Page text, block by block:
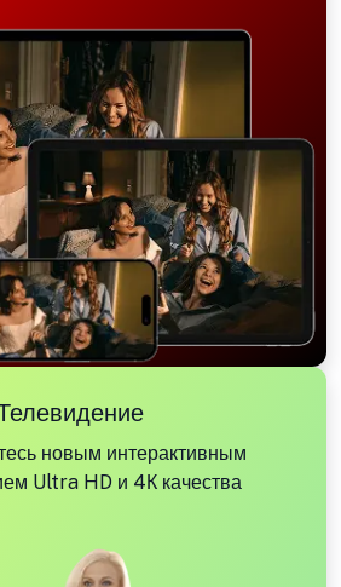
новым интерактивным
Ultra HD и 4К качества